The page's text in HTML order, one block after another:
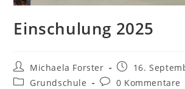
Einschulung 2025
Beitrags-
Autor:
Michaela Forster
Beitrag
veröffentlicht:
16.
Beitrags-
Grundschule
Beitrags-
0 Kommentare